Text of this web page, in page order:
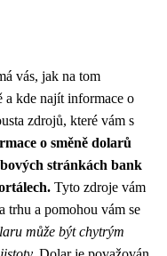
vás, jak na tom
a kde najít informace o
zdrojů, které vám s
o směně dolarů
stránkách bank
Tyto zdroje vám
trhu a pomohou vám se
může být chytrým